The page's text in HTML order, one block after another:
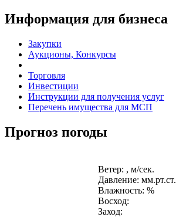
Информация для бизнеса
Закупки
Аукционы, Конкурсы
Торговля
Инвестиции
Инструкции для получения услуг
Перечень имущества для МСП
Прогноз погоды
Ветер: , м/сек.
Давление: мм.рт.ст.
Влажность: %
Восход:
Заход: